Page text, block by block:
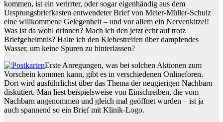
kommen, ist ein verirrter, oder sogar eigenhändig aus dem
Ursprungsbriefkasten entwendeter Brief von Meier-Müller-Schulz
eine willkommene Gelegenheit – und vor allem ein Nervenkitzel!
Was ist da wohl drinnen? Mach ich den jetzt echt auf trotz
Briefgeheimnis? Halte ich den Klebestreifen über dampfendes
Wasser, um keine Spuren zu hinterlassen?
Erste Anregungen, was bei solchen Aktionen zum
Vorschein kommen kann, gibt es in verschiedenen Onlineforen.
Dort wird ausführlichst über das Thema der neugierigen Nachbarn
diskutiert. Man liest beispielsweise von Einschreiben, die vom
Nachbarn angenommen und gleich mal geöffnet wurden – ist ja
auch spannend so ein Brief mit Klinik-Logo.